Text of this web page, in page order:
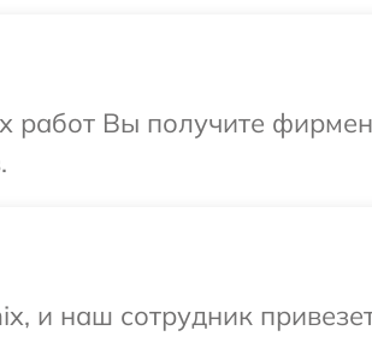
работ Вы получите
и наш сотрудник